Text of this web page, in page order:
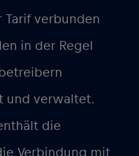
verbunden
in der Regel
und verwaltet.
die
Verbindung mit